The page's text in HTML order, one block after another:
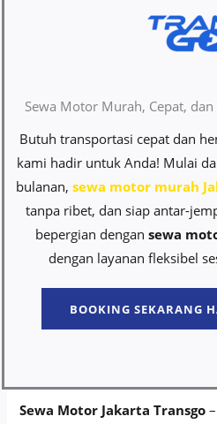
Sewa Motor Murah, Cepat,
Butuh transportasi cepat dan
kami hadir untuk Anda! Mulai
bulanan, sewa motor murah
tanpa ribet, dan siap antar-
bepergian dengan sewa
dengan layanan fleksibel
BOOKING SEKARANG
Sewa Motor Jakarta Transgo